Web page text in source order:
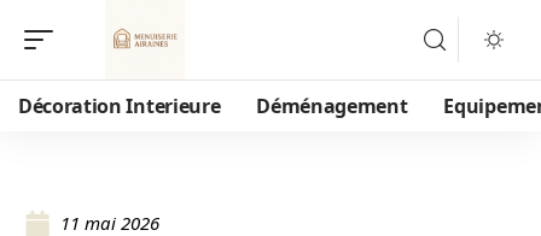
Décoration Interieure Déménagement
11 mai 2026